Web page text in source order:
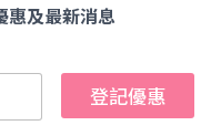
及最新消息
登記優惠